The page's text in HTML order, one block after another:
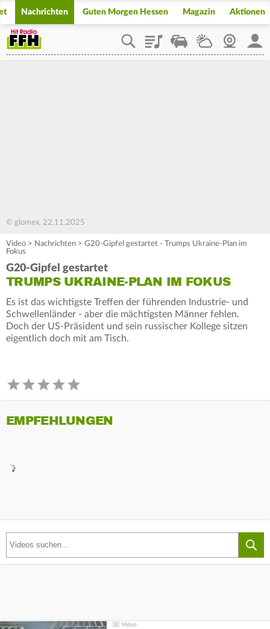
Nachrichten Guten Morgen Hessen Magazin Aktionen
PlaylistStaupilotWetterWebcam
© glomex, 22.11.2025
Video > Nachrichten > G20-Gipfel gestartet - Trumps Ukraine-Plan im
Fokus
G20-Gipfel gestartet
TRUMPS UKRAINE-PLAN IM FOKUS
Es ist das wichtigste Treffen der führenden Industrie- und
Schwellenländer - aber die mächtigsten Männer fehlen.
Doch der US-Präsident und sein russischer Kollege sitzen
eigentlich doch mit am Tisch.
EMPFEHLUNGEN